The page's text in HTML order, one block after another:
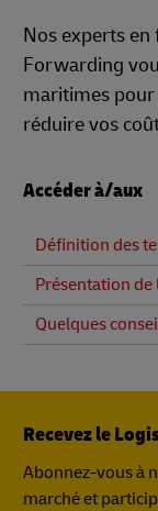
Nos experts
Forwarding
maritimes pour
réduire vos
Accéder à/aux
Définition des
Présentation de
Quelques
Recevez le
Abonnez-vous à
marché et